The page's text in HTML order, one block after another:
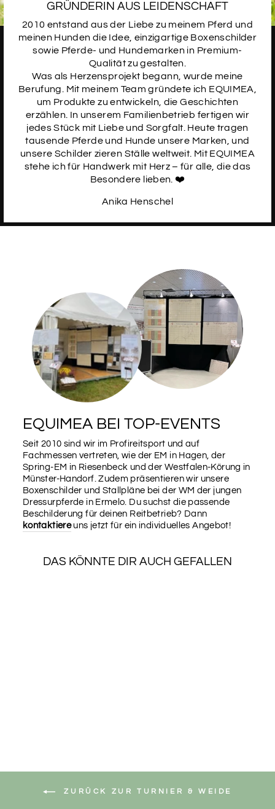
GRÜNDERIN AUS LEIDENSCHAFT
2010 entstand aus der Liebe zu meinem Pferd und
meinen Hunden die Idee, einzigartige Boxenschilder
sowie Pferde- und Hundemarken in Premium-
Qualität zu gestalten.
Was als Herzensprojekt begann, wurde meine
Berufung. Mit meinem Team gründete ich EQUIMEA,
um Produkte zu entwickeln, die Geschichten
erzählen. In unserem Familienbetrieb fertigen wir
jedes Stück mit Liebe und Sorgfalt. Heute tragen
tausende Pferde und Hunde unsere Marken, und
unsere Schilder zieren Ställe weltweit. Mit EQUIMEA
stehe ich für Handwerk mit Herz – für alle, die das
Besondere lieben. ❤️
Anika Henschel
EQUIMEA BEI TOP-EVENTS
Seit 2010 sind wir im Profireitsport und auf
Fachmessen vertreten, wie der EM in Hagen, der
Spring-EM in Riesenbeck und der Westfalen-Körung in
Münster-Handorf. Zudem präsentieren wir unsere
Boxenschilder und Stallpläne bei der WM der jungen
Dressurpferde in Ermelo. Du suchst die passende
Beschilderung für deinen Reitbetrieb? Dann
kontaktiere uns jetzt für ein individuelles Angebot!
DAS KÖNNTE DIR AUCH GEFALLEN
ZURÜCK ZUR TURNIER & WEIDE